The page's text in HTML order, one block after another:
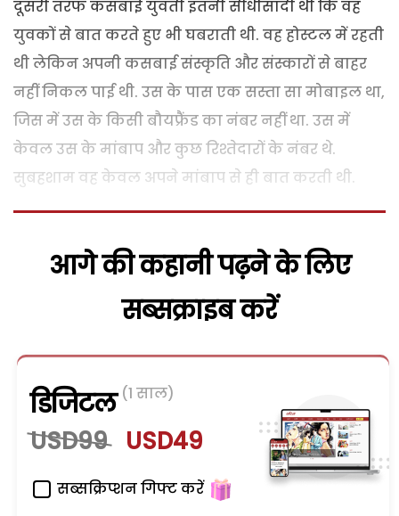
दूसरी तरफ कसबाई युवती इतनी सीधीसादी थी कि वह
युवकों से बात करते हुए भी घबराती थी. वह होस्टल में रहती
थी लेकिन अपनी कसबाई संस्कृति और संस्कारों से बाहर
नहीं निकल पाई थी. उस के पास एक सस्ता सा मोबाइल था,
जिस में उस के किसी बौयफ्रैंड का नंबर नहीं था. उस में
केवल उस के मांबाप और कुछ रिश्तेदारों के नंबर थे.
सुबहशाम वह केवल अपने मांबाप से ही बात करती थी.
आगे की कहानी पढ़ने के लिए
सब्सक्राइब करें
डिजिटल (1 साल)
USD99 USD49
सब्सक्रिप्शन गिफ्ट करें